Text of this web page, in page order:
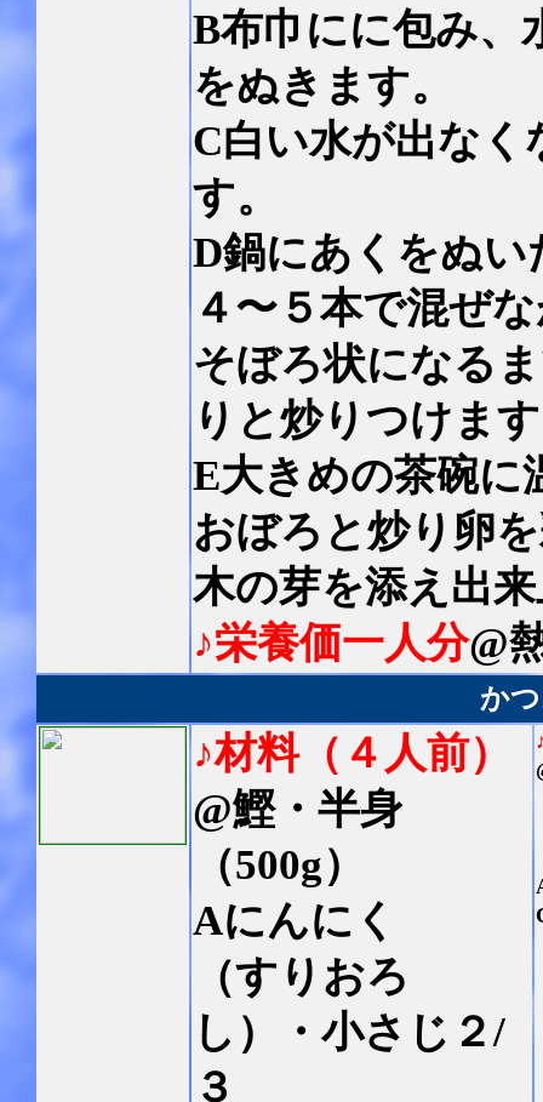
B布巾にに包み、
をぬきます。
C白い水が出な
す。
D鍋にあくをぬい
４〜５本で混ぜ
そぼろ状になる
りと炒りつけま
E大きめの茶碗に
おぼろと炒り卵
木の芽を添え出
♪栄養価一人分@
か
♪材料（４人前）
@鰹・半身
（500g）
Aにんにく
（すりおろ
し）・小さじ２/
３